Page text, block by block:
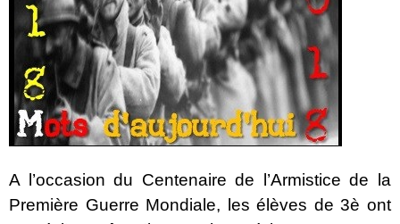
A l’occasion du Centenaire de l’Armistice de la
Première Guerre Mondiale, les élèves de 3è ont